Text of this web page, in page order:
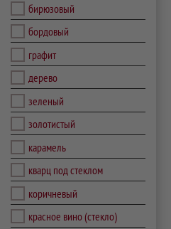
бирюзовый
бордовый
графит
дерево
зеленый
золотистый
карамель
кварц под стеклом
коричневый
красное вино (стекло)